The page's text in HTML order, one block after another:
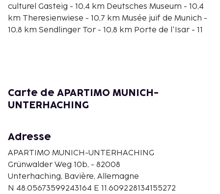
culturel Gasteig - 10,4 km Deutsches Museum - 10,4
km Theresienwiese - 10,7 km Musée juif de Munich -
10,8 km Sendlinger Tor - 10,8 km Porte de l'Isar - 11
chambres de l'hébergement et profitez des
nombreux équipements à votre disposition,
L'accès Wi-Fi à Internet gratuit vous permet de
rester en contact avec le reste du monde et votre
divertissement est assuré par une télévision
connectée 43 pouces. Les prestations offertes par
l'hébergement comprennent un micro-ondes et le
Carte de APARTIMO MUNICH-
UNTERHACHING
Adresse
APARTIMO MUNICH-UNTERHACHING
Grünwalder Weg 10b, - 82008
Unterhaching, Bavière, Allemagne
N 48.05673599243164 E 11.609228134155272